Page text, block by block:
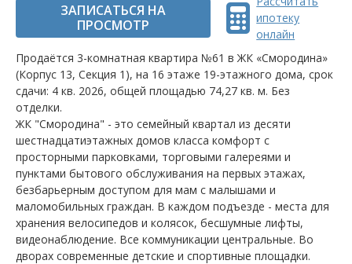
ЗАПИСАТЬСЯ НА
ПРОСМОТР
ипотеку
онлайн
Продаётся 3-комнатная квартира №61 в ЖК «Смородина»
(Корпус 13, Секция 1), на 16 этаже 19-этажного дома, срок
сдачи: 4 кв. 2026, общей площадью 74,27 кв. м. Без
отделки.
ЖК "Смородина" - это семейный квартал из десяти
шестнадцатиэтажных домов класса комфорт с
просторными парковками, торговыми галереями и
пунктами бытового обслуживания на первых этажах,
безбарьерным доступом для мам с малышами и
маломобильных граждан. В каждом подъезде - места для
хранения велосипедов и колясок, бесшумные лифты,
видеонаблюдение. Все коммуникации центральные. Во
дворах современные детские и спортивные площадки.